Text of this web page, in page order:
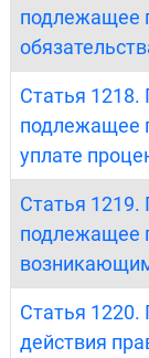
подлежащее
Статья 1218.
подлежащее
уплате
Статья 1219.
подлежащее
Статья 1220.
действия